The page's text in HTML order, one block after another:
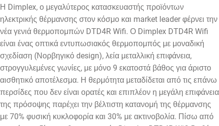
Η Dimplex, ο μεγαλύτερος κατασκευαστής προϊόντων
ηλεκτρικής θέρμανσης στον κόσμο και market leader φέρνει την
νέα γενιά θερμοπομπών DTD4R Wifi. Ο Dimplex DTD4R Wifi
είναι ένας οπτικά εντυπωσιακός θερμοπομπός με μοναδική
σχεδίαση (Νορβηγικό design), λεία μεταλλική επιφάνεια,
στρογγυλεμένες γωνίες, με μόνο 9 εκατοστά βάθος για άριστο
αισθητικό αποτέλεσμα. Η θερμότητα μεταδίδεται από τις επάνω
περσίδες που δεν είναι ορατές και επιπλέον η μεγάλη επιφάνεια
της πρόσοψης παρέχει την βέλτιστη κατανομή της θέρμανσης
με 70% φυσική κυκλοφορία και 30% με ακτινοβολία. Πίσω από